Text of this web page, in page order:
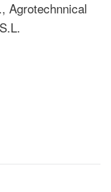
Agrotechnnical